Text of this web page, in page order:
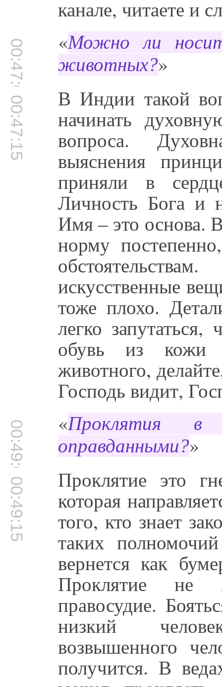
канале, читаете и
00:47:01 «Можно ли
животных?»
00:47:15 В Индии такой
начинать
вопроса.
выяснения
приняли в
Личность Бога и
Имя – это основа.
норму
искусственные
тоже плохо.
легко
обувь из кожи
животного,
Господь видит,
00:49:00 «Проклятия в
оправданными?»
00:49:15 Проклятие это
которая
того, кто знает
таких
вернется как
Проклятие не
правосудие.
низкий
возвышенного
получится. В